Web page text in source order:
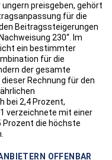
preisgeben, gehört
für die
Beitragssteigerungen
230“. Im
ein bestimmter
für die
der gesamte
Rechnung für den
bei 2,4 Prozent,
verzeichnete mit einer
Prozent die höchste
OFFENBAR